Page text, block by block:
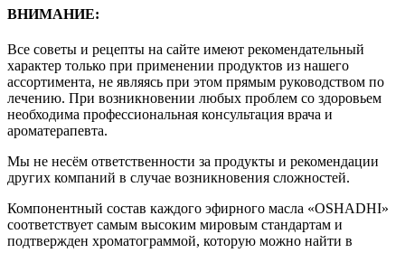
ВНИМАНИЕ:
Все советы и рецепты на сайте имеют рекомендательный
характер только при применении продуктов из нашего
ассортимента, не являясь при этом прямым руководством по
лечению. При возникновении любых проблем со здоровьем
необходима профессиональная консультация врача и
ароматерапевта.
Мы не несём ответственности за продукты и рекомендации
других компаний в случае возникновения сложностей.
Компонентный состав каждого эфирного масла «OSHADHI»
соответствует самым высоким мировым стандартам и
подтвержден хроматограммой, которую можно найти в